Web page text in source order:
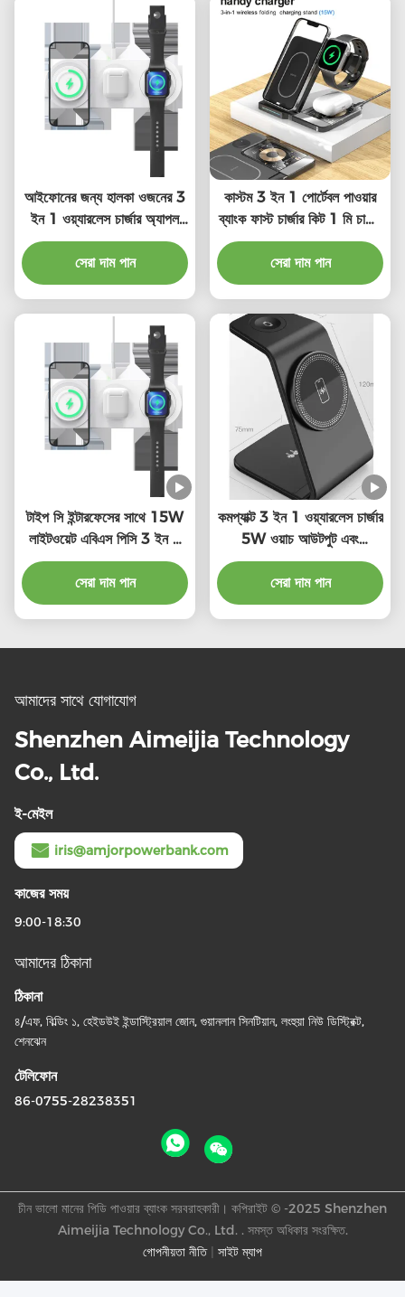
আইফোনের জন্য হালকা ওজনের 3
ইন 1 ওয়্যারলেস চার্জার অ্যাপল
ওয়াচ এয়ারপড
সেরা দাম পান
কাস্টম 3 ইন 1 পোর্টেবল পাওয়ার
ব্যাংক ফাস্ট চার্জার কিট 1 মি চার্জিং
ক্যাবল সহ
সেরা দাম পান
টাইপ সি ইন্টারফেসের সাথে 15W
লাইটওয়েট এবিএস পিসি 3 ইন 1
ওয়্যারলেস চার্জিং ডক
সেরা দাম পান
কমপ্যাক্ট 3 ইন 1 ওয়্যারলেস চার্জার
5W ওয়াচ আউটপুট এবং
5W/7.5W/10W/15W
ওয়্যারলেস আউটপুট
সেরা দাম পান
আমাদের সাথে যোগাযোগ
Shenzhen Aimeijia Technology
Co., Ltd.
ই-মেইল
iris@amjorpowerbank.com
কাজের সময়
9:00-18:30
আমাদের ঠিকানা
ঠিকানা
৪/এফ, বিল্ডিং ১, হেইডউই ইন্ডাস্ট্রিয়াল জোন, গুয়ানলান সিনটিয়ান, লংহুয়া নিউ ডিস্ট্রিক্ট,
শেনঝেন
টেলিফোন
86-0755-28238351
গোপনীয়তা নীতি| সাইট ম্যাপ
চীন ভালো মানের পিডি পাওয়ার ব্যাংক সরবরাহকারী। কপিরাইট © -2025 Shenzhen
Aimeijia Technology Co., Ltd. . সমস্ত অধিকার সংরক্ষিত.